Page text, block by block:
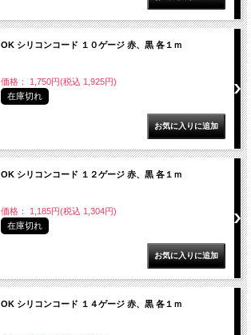
OK シリコンコード １０ゲージ 赤、黒 各１ｍ
価格： 1,750円(税込 1,925円)
在庫切れ
OK シリコンコード １２ゲージ 赤、黒 各１ｍ
価格： 1,185円(税込 1,304円)
在庫切れ
OK シリコンコード １４ゲージ 赤、黒 各１ｍ